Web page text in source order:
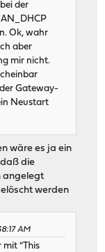
der
Ok, wahr
aber
mir nicht.
Gateway-
Neustart
wäre es ja ein
daß die
angelegt
werden
AM
mit "This